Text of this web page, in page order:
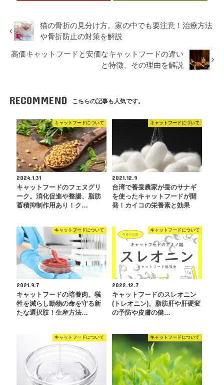
猫の骨折の見分け方。家の中でも要注意！治療方法
や骨折防止の対策を解説
高価キャットフードと安価なキャットフードの違い
と特徴、その理由を解説
RECOMMEND こちらの記事も人気です。
キャットフードについて
2024.1.31
キャットフードのフェヌグリ
ーク。消化促進や整腸、脂肪
蓄積抑制作用あり！ク…
キャットフードについて
2021.12.9
台湾で養蚕農家が蚕のサナギ
を使ったキャットフードが開
発！カイコの栄養素と効果
キャットフードについて
2021.9.7
キャットフードの培養肉。犠
牲を減らし動物の命を守る新
たな選択肢！生産方法…
キャットフードについて
2022.12.7
キャットフードのスレオニン
(トレオニン)。脂肪肝や肝硬変
の予防や皮膚の健…
キャットフードについて キャットフードについて